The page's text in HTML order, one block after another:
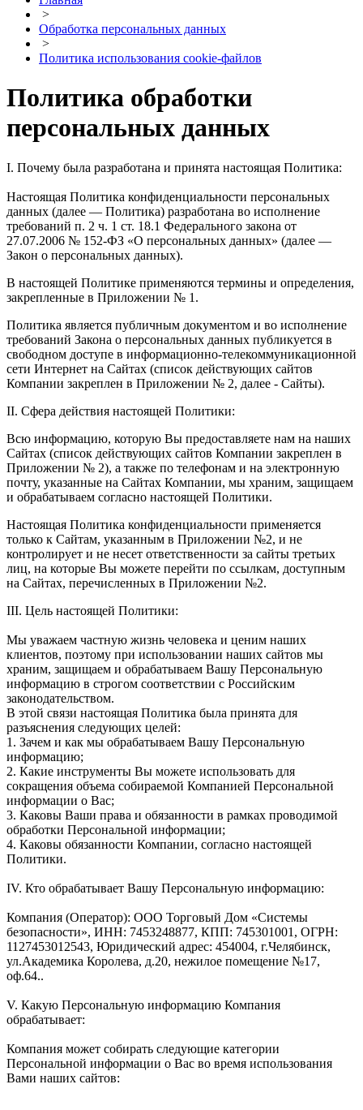
>
Обработка персональных данных
>
Политика использования cookie-файлов
Политика обработки
персональных данных
I. Почему была разработана и принята настоящая Политика:
Настоящая Политика конфиденциальности персональных
данных (далее — Политика) разработана во исполнение
требований п. 2 ч. 1 ст. 18.1 Федерального закона от
27.07.2006 № 152-ФЗ «О персональных данных» (далее —
Закон о персональных данных).
В настоящей Политике применяются термины и определения,
закрепленные в Приложении № 1.
Политика является публичным документом и во исполнение
требований Закона о персональных данных публикуется в
свободном доступе в информационно-телекоммуникационной
сети Интернет на Сайтах (список действующих сайтов
Компании закреплен в Приложении № 2, далее - Сайты).
II. Сфера действия настоящей Политики:
Всю информацию, которую Вы предоставляете нам на наших
Сайтах (список действующих сайтов Компании закреплен в
Приложении № 2), а также по телефонам и на электронную
почту, указанные на Сайтах Компании, мы храним, защищаем
и обрабатываем согласно настоящей Политики.
Настоящая Политика конфиденциальности применяется
только к Сайтам, указанным в Приложении №2, и не
контролирует и не несет ответственности за сайты третьих
лиц, на которые Вы можете перейти по ссылкам, доступным
на Сайтах, перечисленных в Приложении №2.
III. Цель настоящей Политики:
Мы уважаем частную жизнь человека и ценим наших
клиентов, поэтому при использовании наших сайтов мы
храним, защищаем и обрабатываем Вашу Персональную
информацию в строгом соответствии с Российским
законодательством.
В этой связи настоящая Политика была принята для
разъяснения следующих целей:
1. Зачем и как мы обрабатываем Вашу Персональную
информацию;
2. Какие инструменты Вы можете использовать для
сокращения объема собираемой Компанией Персональной
информации о Вас;
3. Каковы Ваши права и обязанности в рамках проводимой
обработки Персональной информации;
4. Каковы обязанности Компании, согласно настоящей
Политики.
IV. Кто обрабатывает Вашу Персональную информацию:
Компания (Оператор): ООО Торговый Дом «Системы
безопасности», ИНН: 7453248877, КПП: 745301001, ОГРН:
1127453012543, Юридический адрес: 454004, г.Челябинск,
ул.Академика Королева, д.20, нежилое помещение №17,
оф.64..
V. Какую Персональную информацию Компания
обрабатывает:
Компания может собирать следующие категории
Персональной информации о Вас во время использования
Вами наших сайтов: